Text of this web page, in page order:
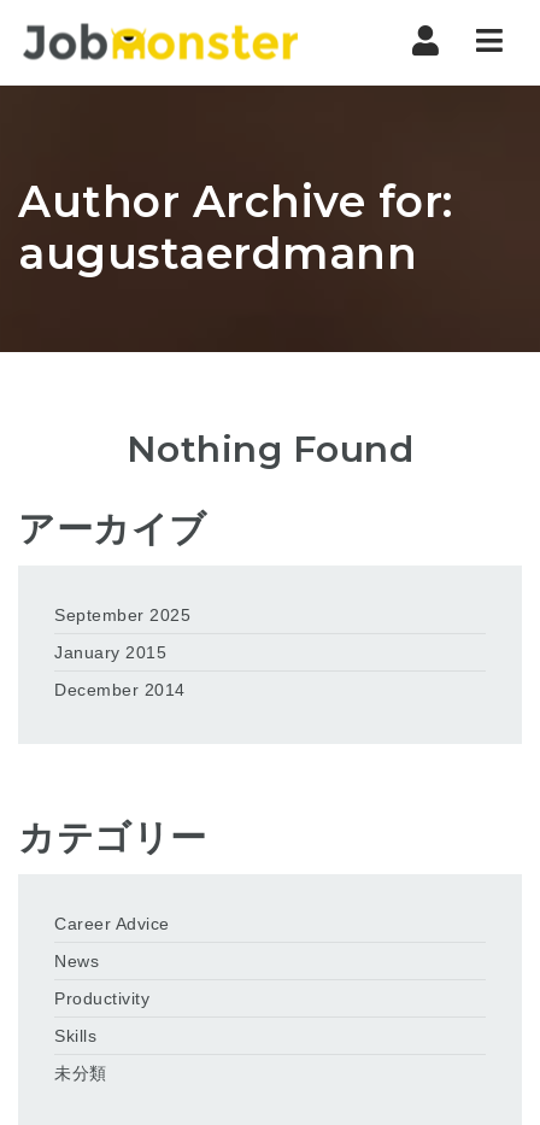
Author Archive for:
augustaerdmann
Nothing Found
アーカイブ
September 2025
January 2015
December 2014
カテゴリー
Career Advice
News
Productivity
Skills
未分類